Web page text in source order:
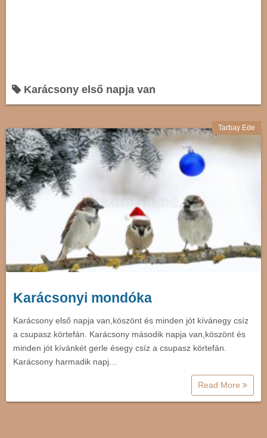
Karácsony első napja van
Tarbay Ede
Karácsonyi mondóka
Karácsony első napja van,köszönt és minden jót kívánegy csíz
a csupasz körtefán. Karácsony második napja van,köszönt és
minden jót kívánkét gerle ésegy csíz a csupasz körtefán.
Karácsony harmadik napj…
Read More